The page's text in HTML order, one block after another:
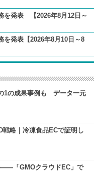
を発表 【2026年8月12日～
を発表【2026年8月10日～8
1の成果事例も データ一元
略｜冷凍食品ECで証明し
「GMOクラウドEC」で